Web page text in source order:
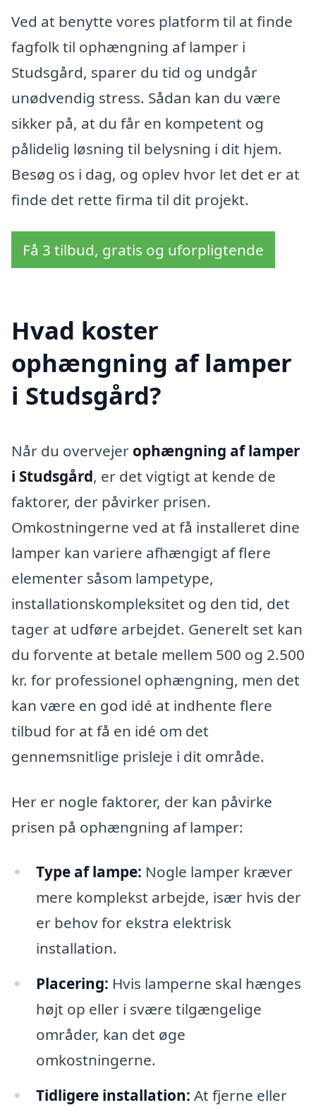
Ved at benytte vores platform til at finde
fagfolk til ophængning af lamper i
Studsgård, sparer du tid og undgår
unødvendig stress. Sådan kan du være
sikker på, at du får en kompetent og
pålidelig løsning til belysning i dit hjem.
Besøg os i dag, og oplev hvor let det er at
finde det rette firma til dit projekt.
Få 3 tilbud, gratis og uforpligtende
Hvad koster
ophængning af lamper
i Studsgård?
Når du overvejer ophængning af lamper
i Studsgård, er det vigtigt at kende de
faktorer, der påvirker prisen.
Omkostningerne ved at få installeret dine
lamper kan variere afhængigt af flere
elementer såsom lampetype,
installationskompleksitet og den tid, det
tager at udføre arbejdet. Generelt set kan
du forvente at betale mellem 500 og 2.500
kr. for professionel ophængning, men det
kan være en god idé at indhente flere
tilbud for at få en idé om det
gennemsnitlige prisleje i dit område.
Her er nogle faktorer, der kan påvirke
prisen på ophængning af lamper:
Type af lampe: Nogle lamper kræver
mere komplekst arbejde, især hvis der
er behov for ekstra elektrisk
installation.
Placering: Hvis lamperne skal hænges
højt op eller i svære tilgængelige
områder, kan det øge
omkostningerne.
Tidligere installation: At fjerne eller